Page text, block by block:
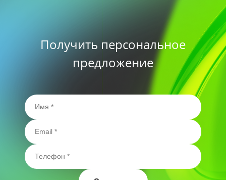
Получить персональное
предложение